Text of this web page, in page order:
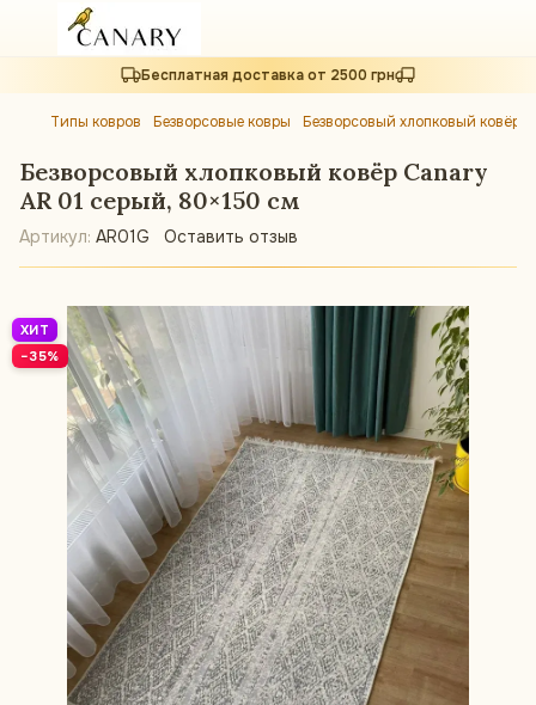
Бесплатная доставка от 2500 грн
Типы ковров Безворсовые ковры Безворсовый хлопковый ковёр
Безворсовый хлопковый ковёр Canary
AR 01 серый, 80×150 см
Артикул: AR01G Оставить отзыв
ХИТ
−35%